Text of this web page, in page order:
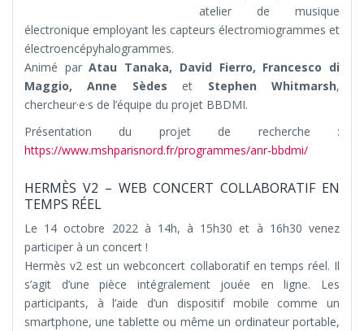
atelier de musique
électronique employant les capteurs électromiogrammes et
électroencépyhalogrammes.
Animé parAtau Tanaka, David Fierro, Francesco di
Maggio, Anne Sèdes et Stephen Whitmarsh,
chercheur·e·s de l’équipe du projet BBDMI.
Présentation du projet de recherche :
https://www.mshparisnord.fr/programmes/anr-bbdmi/
HERMÈS V2 – WEB CONCERT COLLABORATIF EN
TEMPS RÉEL
Le 14 octobre 2022 à 14h, à 15h30 et à 16h30 venez
participer à un concert !
Hermès v2 est un webconcert collaboratif en temps réel. Il
s’agit d’une pièce intégralement jouée en ligne. Les
participants, à l’aide d’un dispositif mobile comme un
smartphone, une tablette ou même un ordinateur portable,